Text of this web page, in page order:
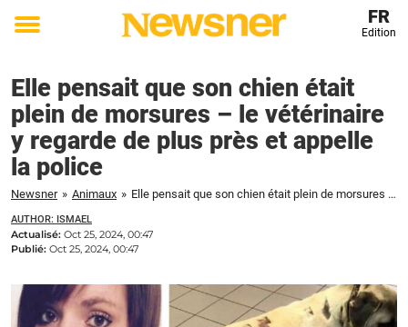
Toggle
FR
Edition
Elle pensait que son chien était
plein de morsures – le vétérinaire
y regarde de plus près et appelle
la police
Newsner » Animaux » Elle pensait que son chien était plein de morsures – le vétérinaire y regarde de plus près et appelle la police
AUTHOR: ISMAEL
Actualisé: Oct 25, 2024, 00:47
Publié: Oct 25, 2024, 00:47